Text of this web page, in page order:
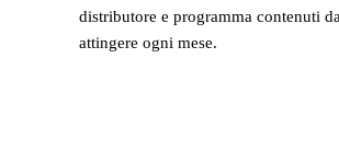
distributore e programma contenuti
attingere ogni mese.